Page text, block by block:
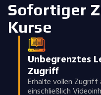
Sofortiger
Kurse
Unbegrenztes
Zugriff
Erhalte vollen Zugriff
einschließlich